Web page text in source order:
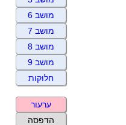
מושב 6
מושב 7
מושב 8
מושב 9
חלוקות
ערעור
הדפסה